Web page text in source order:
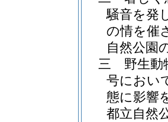
騒音を発
の情を催
自然公園
三
野生動
号におい
態に影響
都立自然